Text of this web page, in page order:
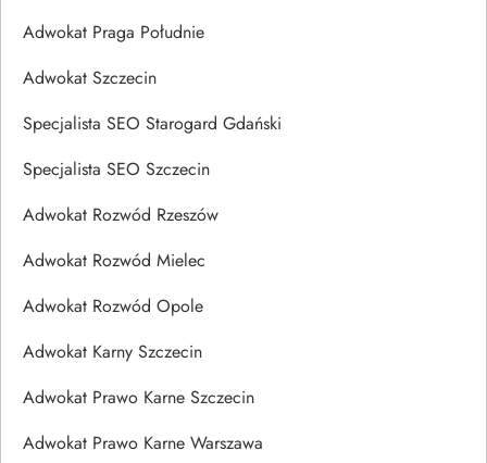
Adwokat Praga Południe
Adwokat Szczecin
Specjalista SEO Starogard Gdański
Specjalista SEO Szczecin
Adwokat Rozwód Rzeszów
Adwokat Rozwód Mielec
Adwokat Rozwód Opole
Adwokat Karny Szczecin
Adwokat Prawo Karne Szczecin
Adwokat Prawo Karne Warszawa